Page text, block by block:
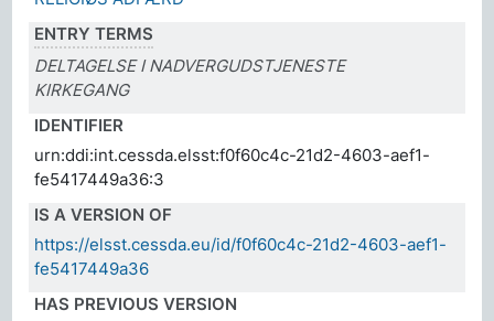
ENTRY TERMS
DELTAGELSE I NADVERGUDSTJENESTE
KIRKEGANG
IDENTIFIER
urn:ddi:int.cessda.elsst:f0f60c4c-21d2-4603-aef1-
fe5417449a36:3
IS A VERSION OF
https://elsst.cessda.eu/id/f0f60c4c-21d2-4603-aef1-
fe5417449a36
HAS PREVIOUS VERSION